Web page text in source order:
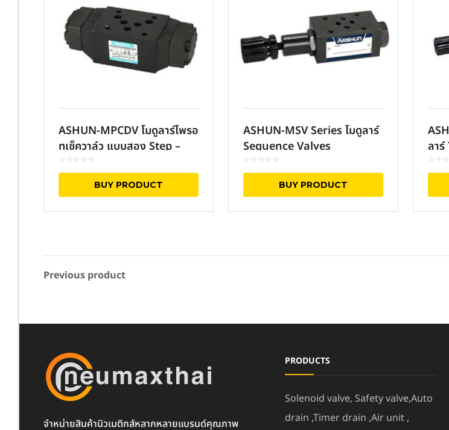
ASHUN-MPCDV โมดูลาร์ไพรอ
ทเช็ควาล์ว แบบสอง Step –
BUY PRODUCT
ASHUN-MSV Series โมดูลาร์
Sequence Valves
BUY PRODUCT
ลา
Previous product
จำหน่ายสินค้านิวเมติกส์หลากหลายแบรนด์คุณภาพ
PRODUCTS
Solenoid valve, Safety valve,Auto
drain ,Timer drain ,Air unit ,